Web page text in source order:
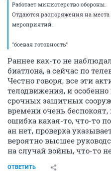
Работает министерство обороны.
Отдаются распоряжения на
мероприятий.
"боевая готовность"
Раннее как-то не
биатлона, а сейчас по
Честно говоря, все эти
телодвижения, и
срочных защитных
времени очень
ошибка какая-то, что-то
ан нет, проверка
вероятно высшее
на случай войны, что-то
ОТВЕТИТЬ